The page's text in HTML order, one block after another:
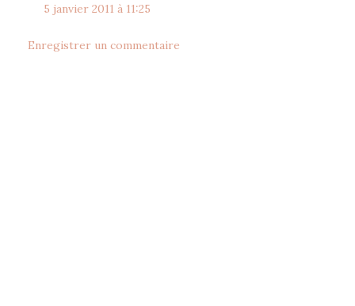
5 janvier 2011 à 11:25
Enregistrer un commentaire